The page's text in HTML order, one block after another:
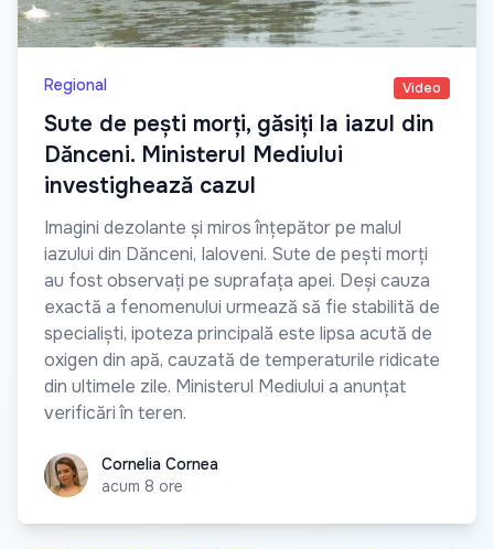
Regional Video
Sute de pești morți, găsiți la iazul din
Dănceni. Ministerul Mediului
investighează cazul
Imagini dezolante și miros înțepător pe malul
iazului din Dănceni, Ialoveni. Sute de pești morți
au fost observați pe suprafața apei. Deși cauza
exactă a fenomenului urmează să fie stabilită de
specialiști, ipoteza principală este lipsa acută de
oxigen din apă, cauzată de temperaturile ridicate
din ultimele zile. Ministerul Mediului a anunțat
verificări în teren.
Cornelia Cornea
Cornelia Cornea
acum 8 ore